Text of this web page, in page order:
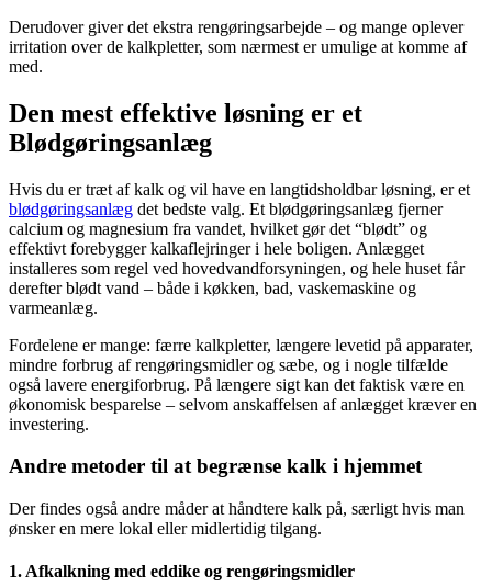
Derudover giver det ekstra rengøringsarbejde – og mange oplever
irritation over de kalkpletter, som nærmest er umulige at komme af
med.
Den mest effektive løsning er et
Blødgøringsanlæg
Hvis du er træt af kalk og vil have en langtidsholdbar løsning, er et
blødgøringsanlæg det bedste valg. Et blødgøringsanlæg fjerner
calcium og magnesium fra vandet, hvilket gør det “blødt” og
effektivt forebygger kalkaflejringer i hele boligen. Anlægget
installeres som regel ved hovedvandforsyningen, og hele huset får
derefter blødt vand – både i køkken, bad, vaskemaskine og
varmeanlæg.
Fordelene er mange: færre kalkpletter, længere levetid på apparater,
mindre forbrug af rengøringsmidler og sæbe, og i nogle tilfælde
også lavere energiforbrug. På længere sigt kan det faktisk være en
økonomisk besparelse – selvom anskaffelsen af anlægget kræver en
investering.
Andre metoder til at begrænse kalk i hjemmet
Der findes også andre måder at håndtere kalk på, særligt hvis man
ønsker en mere lokal eller midlertidig tilgang.
1. Afkalkning med eddike og rengøringsmidler